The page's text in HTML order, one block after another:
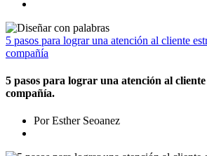
5 pasos para lograr una atención al cliente
compañía
5 pasos para lograr una atención al
compañía.
Por Esther Seoanez